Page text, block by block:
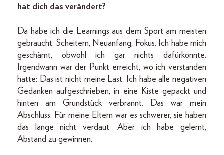
hat dich das verändert?
Da habe ich die Learnings aus dem Sport am meisten
gebraucht. Scheitern, Neuanfang, Fokus. Ich habe mich
geschämt, obwohl ich gar nichts dafürkonnte.
Irgendwann war der Punkt erreicht, wo ich verstanden
hatte: Das ist nicht meine Last. Ich habe alle negativen
Gedanken aufgeschrieben, in eine Kiste gepackt und
hinten am Grundstück verbrannt. Das war mein
Abschluss. Für meine Eltern war es schwerer, sie haben
das lange nicht verdaut. Aber ich habe gelernt,
Abstand zu gewinnen.